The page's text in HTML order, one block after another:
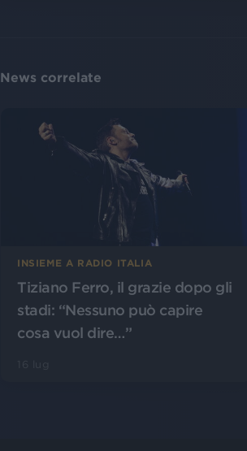
News correlate
INSIEME A RADIO ITALIA
Tiziano Ferro, il grazie dopo gli
stadi: “Nessuno può capire
cosa vuol dire…”